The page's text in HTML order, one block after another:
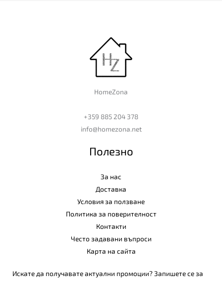
HomeZona
+359 885 204 378
info@homezona.net
Полезно
За нас
Доставка
Условия за ползване
Политика за поверителност
Контакти
Често задавани въпроси
Карта на сайта
Искате да получавате актуални промоции? Запишете се за